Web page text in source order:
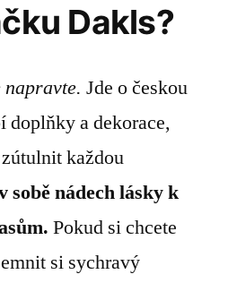
Dakls?
Jde o českou
doplňky a dekorace,
každou
sobě nádech lásky k
Pokud si chcete
si sychravý